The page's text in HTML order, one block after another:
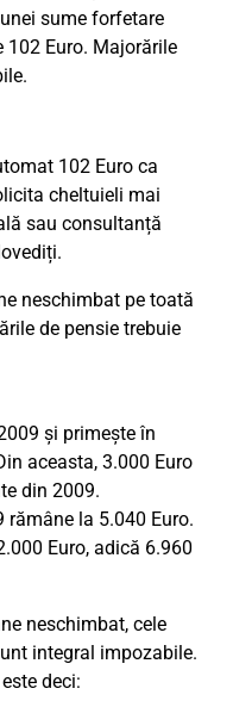
sume forfetare
102 Euro. Majorările
102 Euro ca
cheltuieli mai
sau consultanță
neschimbat pe toată
de pensie trebuie
și primește în
aceasta, 3.000 Euro
din 2009.
la 5.040 Euro.
Euro, adică 6.960
neschimbat, cele
integral impozabile.
deci: